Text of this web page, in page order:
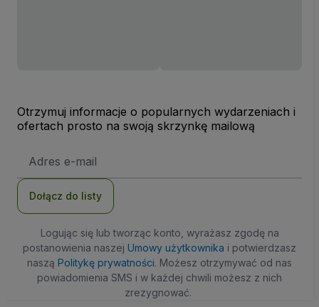
Otrzymuj informacje o popularnych wydarzeniach i
ofertach prosto na swoją skrzynkę mailową
e-
Dołącz do listy
Logując się lub tworząc konto, wyrażasz zgodę na
postanowienia naszej Umowy użytkownika i potwierdzasz
naszą Politykę prywatności. Możesz otrzymywać od nas
powiadomienia SMS i w każdej chwili możesz z nich
zrezygnować.